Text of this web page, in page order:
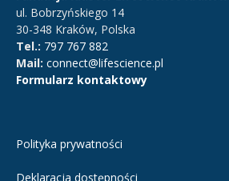
ul. Bobrzyńskiego 14
30-348 Kraków, Polska
Tel.: 797 767 882
Mail: connect@lifescience.pl
Formularz kontaktowy
Polityka prywatności
Deklaracja dostępności